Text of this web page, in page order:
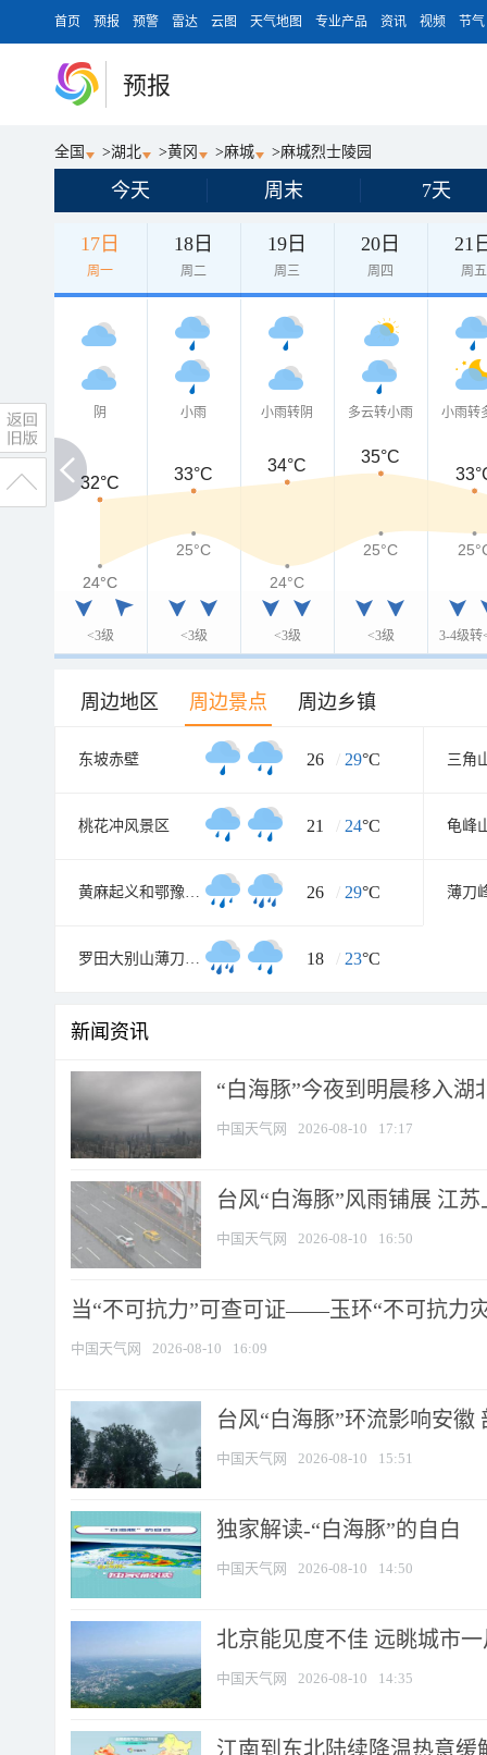
首页 预报 预警 雷达 云图 天气地图 专业产品 资讯 视频 节气
预报
全国 >湖北 >黄冈 >麻城 >麻城烈士陵园
今天 周末 7天
17日
周一
18日
周二
19日
周三
20日
周四
21
周五
阴
<3级
小雨
<3级
小雨转阴
<3级
多云转小雨
<3级
小雨转
3-4级转
32°C
32°C 33°C 34°C
35°C
24°C
24°C
25°C
24°C
25°C
周边地区 周边景点 周边乡镇
东坡赤壁 26 / 29°C
桃花冲风景区 21 / 24°C 龟峰
黄麻起义和鄂豫皖苏区纪念园 26 / 29°C 薄刀
罗田大别山薄刀峰风景区 18 / 23°C
新闻资讯
“白海豚”今夜到明晨移入湖
中国天气网 2026-08-10 17:17
台风“白海豚”风雨铺展 江
中国天气网 2026-08-10 16:50
当“不可抗力”可查可证——玉环“不可抗力
中国天气网 2026-08-10 16:09
台风“白海豚”环流影响安
中国天气网 2026-08-10 15:51
​独家解读-“白海豚”的自白
中国天气网 2026-08-10 14:50
北京能见度不佳 远眺城市
中国天气网 2026-08-10 14:35
江南到东北陆续降温热意缓